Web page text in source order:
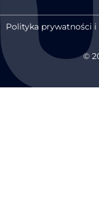
Polityka prywatności i
©